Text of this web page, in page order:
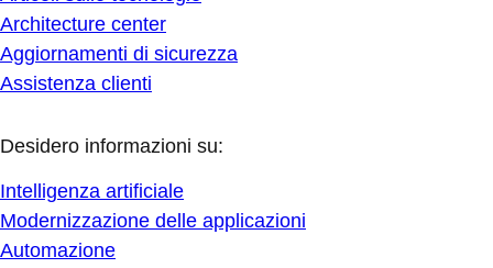
Architecture center
Aggiornamenti di sicurezza
Assistenza clienti
Desidero informazioni su:
Intelligenza artificiale
Modernizzazione delle applicazioni
Automazione